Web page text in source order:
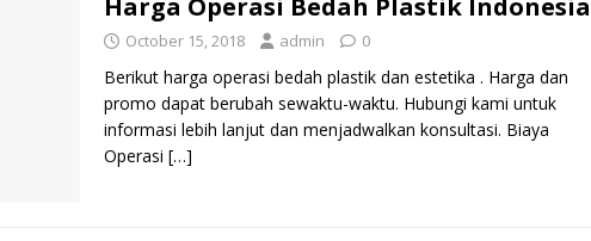
Harga Operasi Bedah Plastik Indonesia
October 15, 2018 admin 0
Berikut harga operasi bedah plastik dan estetika . Harga dan
promo dapat berubah sewaktu-waktu. Hubungi kami untuk
informasi lebih lanjut dan menjadwalkan konsultasi. Biaya
Operasi […]